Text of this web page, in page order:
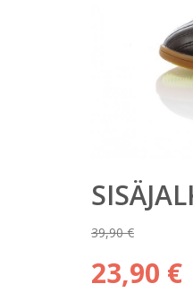
39,90€
Alkuperäinen
hinta
23,90 €